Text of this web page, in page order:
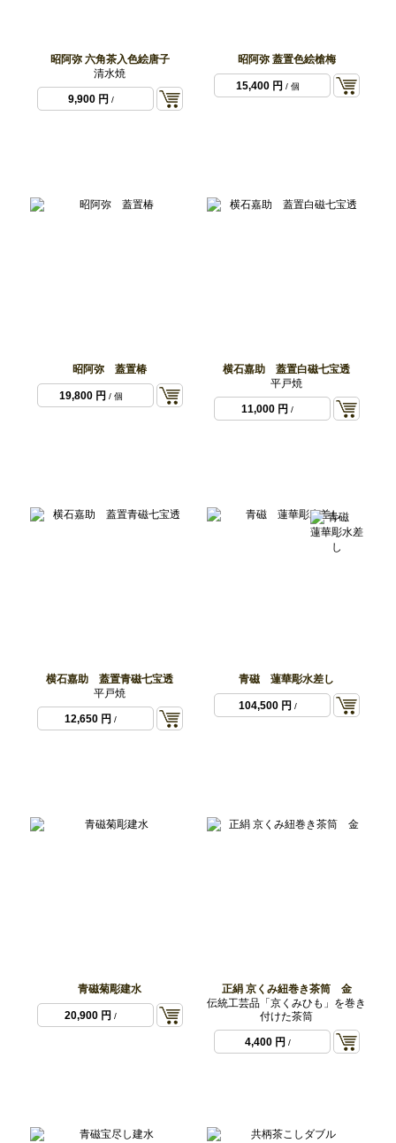
昭阿弥 六角茶入色絵唐子
清水焼
9,900 円 /
昭阿弥 蓋置色絵槍梅
15,400 円 / 個
昭阿弥 蓋置椿
19,800 円 / 個
横石嘉助 蓋置白磁七宝透
平戸焼
11,000 円 /
横石嘉助 蓋置青磁七宝透
平戸焼
12,650 円 /
青磁 蓮華彫水差し
104,500 円 /
青磁菊彫建水
20,900 円 /
正絹 京くみ紐巻き茶筒 金
伝統工芸品「京くみひも」を巻き
付けた茶筒
4,400 円 /